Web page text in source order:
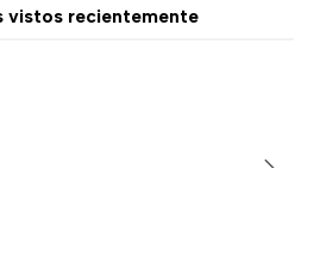
una reproducción potente y
claras para voces y diálogos.
vistos recientemente